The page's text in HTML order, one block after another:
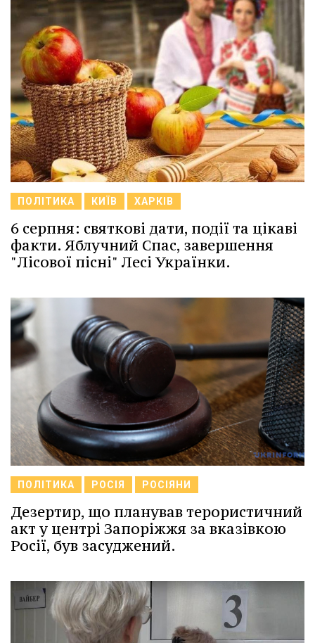
ПОЛІТИКА КИЇВ ХАРКІВ
6 серпня: святкові дати, події та цікаві
факти. Яблучний Спас, завершення
"Лісової пісні" Лесі Українки.
ПОЛІТИКА РОСІЯ РОСІЯНИ
Дезертир, що планував терористичний
акт у центрі Запоріжжя за вказівкою
Росії, був засуджений.